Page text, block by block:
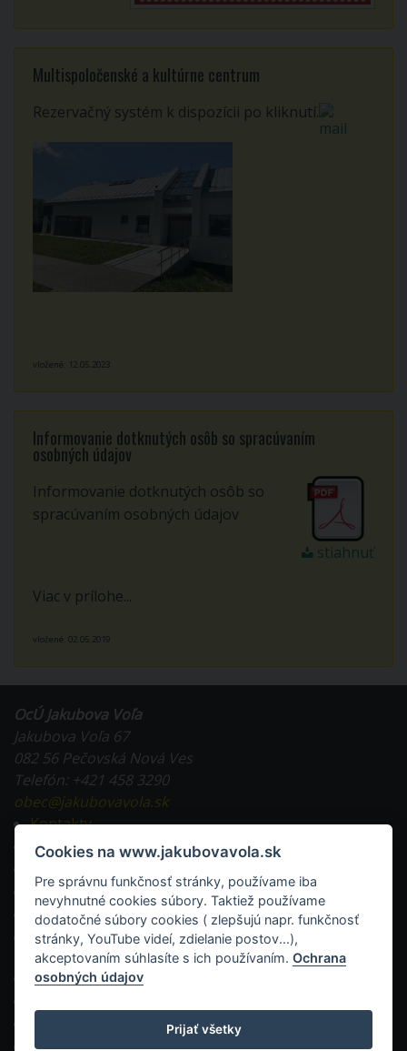
Multispoločenské a kultúrne centrum
Rezervačný systém k dispozícii po kliknutí.
vložené: 12.05.2023
Informovanie dotknutých osôb so spracúvaním
osobných údajov
stiahnuť
Informovanie dotknutých osôb so
spracúvaním osobných údajov
Viac v prílohe...
vložené: 02.05.2019
OcÚ Jakubova Voľa
Jakubova Voľa 67
082 56 Pečovská Nová Ves
Telefón: +421 458 3290
obec@jakubovavola.sk
Kontakty
Tlačivá na stiahnutie
Evidencia obyvateľstva a doklady
Miestne dane a poplatky
Stavebná činnosť v obci a tlačivá
RSS
Vyhlásenie o prístupnosti
WESTO - web pre obec a mesto
Cookies na www.jakubovavola.sk
Pre správnu funkčnosť stránky, používame iba
nevyhnutné cookies súbory. Taktiež používame
dodatočné súbory cookies ( zlepšujú napr. funkčnosť
stránky, YouTube videí, zdielanie postov...),
akceptovaním súhlasíte s ich používaním.Ochrana
osobných údajov
Prijať všetky